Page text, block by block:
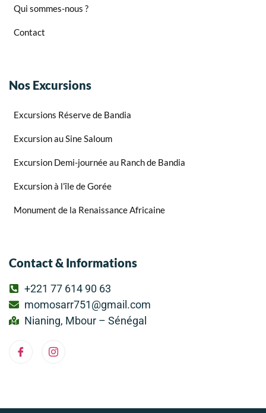
Qui sommes-nous ?
Contact
Nos Excursions
Excursions Réserve de Bandia
Excursion au Sine Saloum
Excursion Demi-journée au Ranch de Bandia
Excursion à l’île de Gorée
Monument de la Renaissance Africaine
Contact & Informations
+221 77 614 90 63
momosarr751@gmail.com
Nianing, Mbour – Sénégal